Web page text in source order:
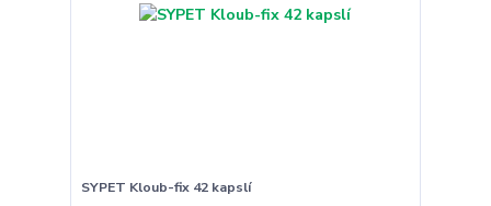
SYPET Kloub-fix 42 kapslí